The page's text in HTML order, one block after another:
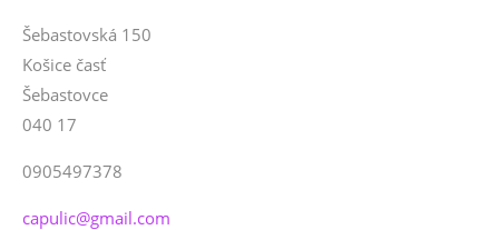
Šebastovská 150
Košice časť
Šebastovce
040 17
0905497378
capulic@gmail.com